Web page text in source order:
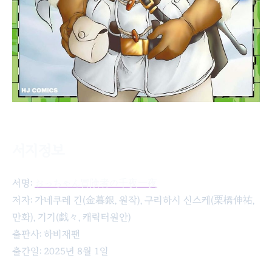
서명:
저자: 가네쿠레 긴(金暮銀, 원작), 구리하시 신스케(栗橋伸祐,
만화), 기기(戯々, 캐릭터원안)
출판사: 하비재팬
출간일: 2025년 8월 1일